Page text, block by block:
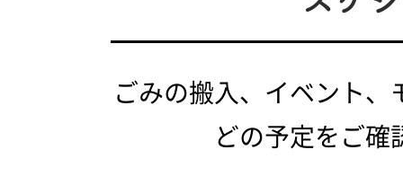
ごみの搬入、イベント
どの予定をご